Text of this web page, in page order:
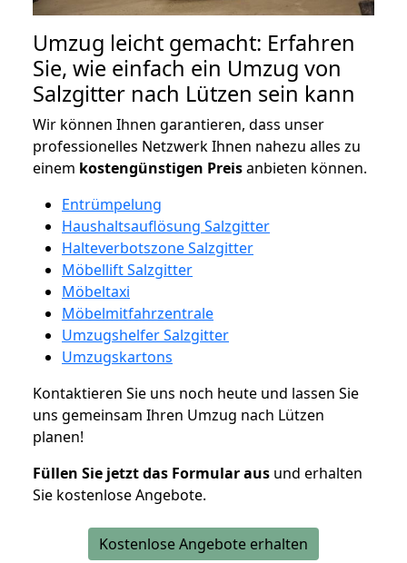
Umzug leicht gemacht: Erfahren
Sie, wie einfach ein Umzug von
Salzgitter nach Lützen sein kann
Wir können Ihnen garantieren, dass unser
professionelles Netzwerk Ihnen nahezu alles zu
einem kostengünstigen Preisanbieten können.
Entrümpelung
Haushaltsauflösung Salzgitter
Halteverbotszone Salzgitter
Möbellift Salzgitter
Möbeltaxi
Möbelmitfahrzentrale
Umzugshelfer Salzgitter
Umzugskartons
Kontaktieren Sie uns noch heute und lassen Sie
uns gemeinsam Ihren Umzug nach Lützen
planen!
Füllen Sie jetzt das Formular aus und erhalten
Sie kostenlose Angebote.
Kostenlose Angebote erhalten